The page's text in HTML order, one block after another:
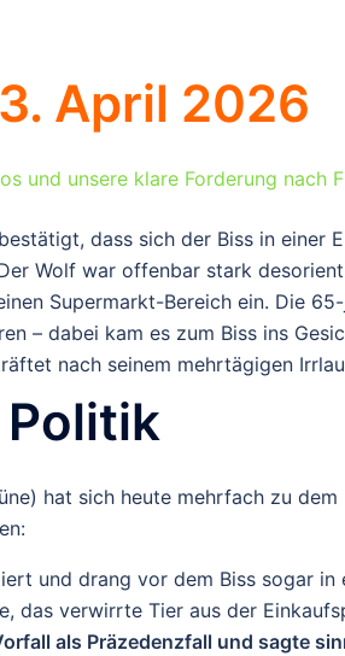
April 2026
und unsere klare Forderung nach
dass sich der Biss in einer
Wolf war offenbar stark
Supermarkt-Bereich ein. Die
– dabei kam es zum Biss ins
nach seinem mehrtägigen
Politik
hat sich heute mehrfach zu
und drang vor dem Biss sogar in
das verwirrte Tier aus der
als Präzedenzfall und sagte